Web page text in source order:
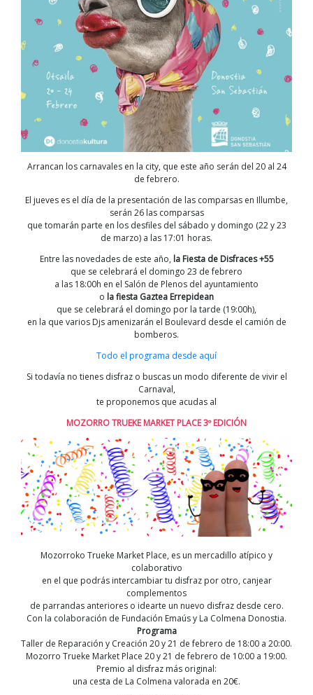
Arrancan los carnavales en la city, que este año serán del 20 al 24
de febrero.
El jueves es el día de la presentación de las comparsas en Illumbe,
serán 26 las comparsas
que tomarán parte en los desfiles del sábado y domingo (22 y 23
de marzo) a las 17:01 horas.
Entre las novedades de este año, la Fiesta de Disfraces +55
que se celebrará el domingo 23 de febrero
a las 18:00h en el Salón de Plenos del ayuntamiento
o la fiesta Gaztea Errepidean
que se celebrará el domingo por la tarde (19:00h),
en la que varios Djs amenizarán el Boulevard desde el camión de
bomberos.
Todo el programa desde aquí
Si todavía no tienes disfraz o buscas un modo diferente de vivir el
Carnaval,
te proponemos que acudas al
MOZORRO TRUEKE MARKET PLACE 3º EDICIÓN
Mozorroko Trueke Market Place, es un mercadillo atípico y
colaborativo
en el que podrás intercambiar tu disfraz por otro, canjear
complementos
de parrandas anteriores o idearte un nuevo disfraz desde cero.
Con la colaboración de Fundación Emaús y La Colmena Donostia.
Programa
Taller de Reparación y Creación 20 y 21 de febrero de 18:00 a 20:00.
Mozorro Trueke Market Place 20 y 21 de febrero de 10:00 a 19:00.
Premio al disfraz más original:
una cesta de La Colmena valorada en 20€.